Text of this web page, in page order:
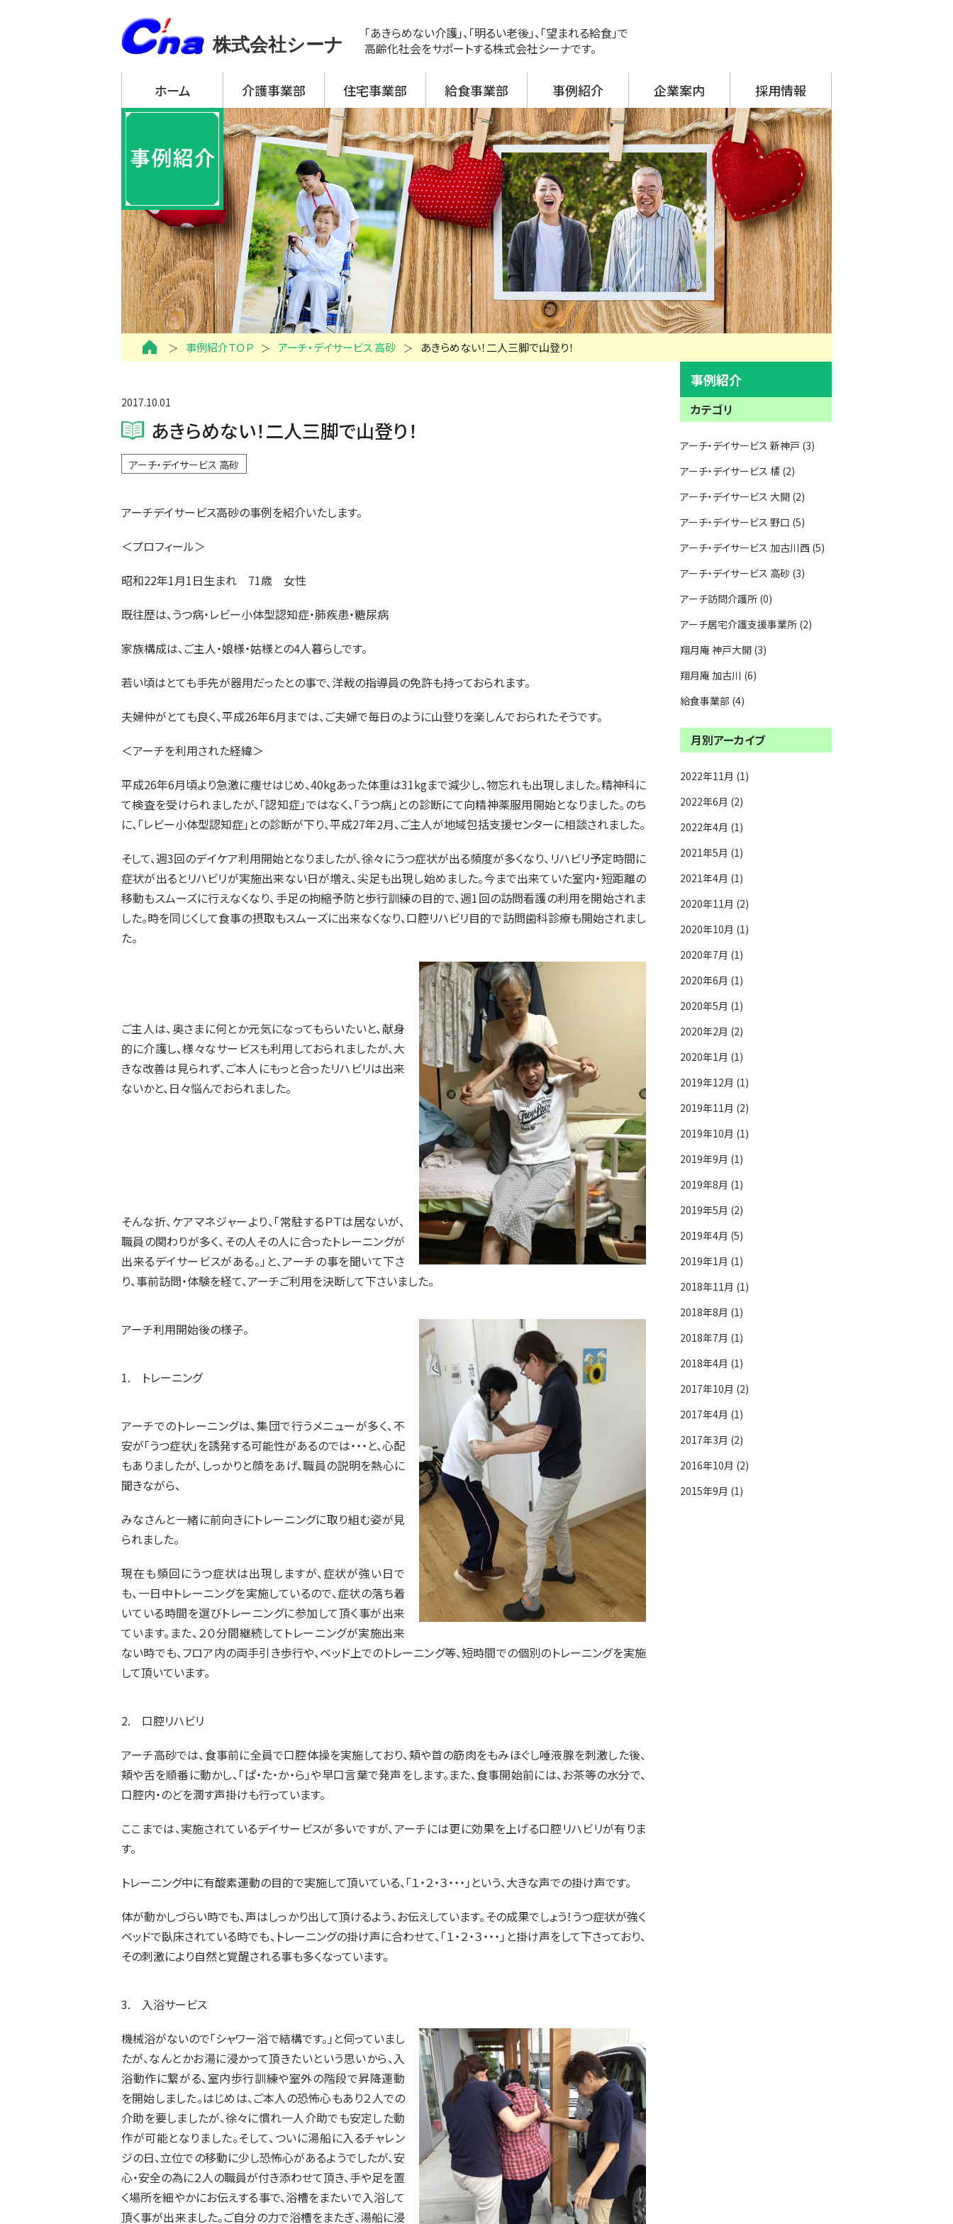
株式会社シーナ
「あきらめない介護」、「明るい老後」、「望まれる給食」で
高齢化社会をサポートする株式会社シーナです。
ホーム 介護事業部
アーチ・デイサービス
・ アーチ・デイサービス 新神戸
・ アーチ・デイサービス 大開
・ アーチ・デイサービス 野口
・ アーチ・デイサービス 加古川西
・ アーチ・デイサービス 高砂
アーチ訪問介護
アーチ居宅介護支援事業所
特定施設入居者生活介護
住宅事業部
翔月庵 神戸大開
翔月庵 加古川
給食事業部
シーナの強み
メニュー紹介
事例紹介 企業案内
代表挨拶
会社概要
アクセス
沿革
SDGsへの取り組み
シーナグループ
・ システムプラネット
・ アーチスタッフサービス
採用情報
採用担当からのメッセージ
先輩の声
募集要項
応募フォーム
事例紹介ＴＯＰ アーチ・デイサービス 高砂 あきらめない！二人三脚で山登り！
事例紹介
カテゴリ
アーチ・デイサービス 新神戸 (3)
アーチ・デイサービス 橘 (2)
アーチ・デイサービス 大開 (2)
アーチ・デイサービス 野口 (5)
アーチ・デイサービス 加古川西 (5)
アーチ・デイサービス 高砂 (3)
アーチ訪問介護所 (0)
アーチ居宅介護支援事業所 (2)
翔月庵 神戸大開 (3)
翔月庵 加古川 (6)
給食事業部 (4)
月別アーカイブ
2022年11月 (1)
2022年6月 (2)
2022年4月 (1)
2021年5月 (1)
2021年4月 (1)
2020年11月 (2)
2020年10月 (1)
2020年7月 (1)
2020年6月 (1)
2020年5月 (1)
2020年2月 (2)
2020年1月 (1)
2019年12月 (1)
2019年11月 (2)
2019年10月 (1)
2019年9月 (1)
2019年8月 (1)
2019年5月 (2)
2019年4月 (5)
2019年1月 (1)
2018年11月 (1)
2018年8月 (1)
2018年7月 (1)
2018年4月 (1)
2017年10月 (2)
2017年4月 (1)
2017年3月 (2)
2016年10月 (2)
2015年9月 (1)
2017.10.01
あきらめない！二人三脚で山登り！
アーチ・デイサービス 高砂
アーチデイサービス高砂の事例を紹介いたします。
＜プロフィール＞
昭和22年1月1日生まれ 71歳 女性
既往歴は、うつ病・レビー小体型認知症・肺疾患・糖尿病
家族構成は、ご主人・娘様・姑様との4人暮らしです。
若い頃はとても手先が器用だったとの事で、洋裁の指導員の免許も持っておられます。
夫婦仲がとても良く、平成26年6月までは、ご夫婦で毎日のように山登りを楽しんでおられたそうです。
＜アーチを利用された経緯＞
平成26年6月頃より急激に痩せはじめ、40kgあった体重は31kgまで減少し、物忘れも出現しました。精神科に
て検査を受けられましたが、「認知症」ではなく、「うつ病」との診断にて向精神薬服用開始となりました。のち
に、「レビー小体型認知症」との診断が下り、平成27年2月、ご主人が地域包括支援センターに相談されました。
そして、週3回のデイケア利用開始となりましたが、徐々にうつ症状が出る頻度が多くなり、リハビリ予定時間に
症状が出るとリハビリが実施出来ない日が増え、尖足も出現し始めました。今まで出来ていた室内・短距離の
移動もスムーズに行えなくなり、手足の拘縮予防と歩行訓練の目的で、週1回の訪問看護の利用を開始されま
した。時を同じくして食事の摂取もスムーズに出来なくなり、口腔リハビリ目的で訪問歯科診療も開始されまし
た。
ご主人は、奥さまに何とか元気になってもらいたいと、献身
的に介護し、様々なサービスも利用しておられましたが、大
きな改善は見られず、ご本人にもっと合ったリハビリは出来
ないかと、日々悩んでおられました。
そんな折、ケアマネジャーより、「常駐するＰＴは居ないが、
職員の関わりが多く、その人その人に合ったトレーニングが
出来るデイサービスがある。」と、アーチの事を聞いて下さ
り、事前訪問・体験を経て、アーチご利用を決断して下さいました。
アーチ利用開始後の様子。
1. トレーニング
アーチでのトレーニングは、集団で行うメニューが多く、不
安が「うつ症状」を誘発する可能性があるのでは・・・と、心配
もありましたが、しっかりと顔をあげ、職員の説明を熱心に
聞きながら、
みなさんと一緒に前向きにトレーニングに取り組む姿が見
られました。
現在も頻回にうつ症状は出現しますが、症状が強い日で
も、一日中トレーニングを実施しているので、症状の落ち着
いている時間を選びトレーニングに参加して頂く事が出来
ています。また、２０分間継続してトレーニングが実施出来
ない時でも、フロア内の両手引き歩行や、ベッド上でのトレーニング等、短時間での個別のトレーニングを実施
して頂いています。
2. 口腔リハビリ
アーチ高砂では、食事前に全員で口腔体操を実施しており、頬や首の筋肉をもみほぐし唾液腺を刺激した後、
頬や舌を順番に動かし、「ぱ・た・か・ら」や早口言葉で発声をします。また、食事開始前には、お茶等の水分で、
口腔内・のどを潤す声掛けも行っています。
ここまでは、実施されているデイサービスが多いですが、アーチには更に効果を上げる口腔リハビリが有りま
す。
トレーニング中に有酸素運動の目的で実施して頂いている、「１・２・３・・・」という、大きな声での掛け声です。
体が動かしづらい時でも、声はしっかり出して頂けるよう、お伝えしています。その成果でしょう！うつ症状が強く
ベッドで臥床されている時でも、トレーニングの掛け声に合わせて、「１・２・３・・・」と掛け声をして下さっており、
その刺激により自然と覚醒される事も多くなっています。
3. 入浴サービス
機械浴がないので「シャワー浴で結構です。」と伺っていまし
たが、なんとかお湯に浸かって頂きたいという思いから、入
浴動作に繋がる、室内歩行訓練や室外の階段で昇降運動
を開始しました。はじめは、ご本人の恐怖心もあり２人での
介助を要しましたが、徐々に慣れ一人介助でも安定した動
作が可能となりました。そして、ついに湯船に入るチャレン
ジの日、立位での移動に少し恐怖心があるようでしたが、安
心・安全の為に２人の職員が付き添わせて頂き、手や足を置
く場所を細やかにお伝えする事で、浴槽をまたいで入浴して
頂く事が出来ました。ご自分の力で浴槽をまたぎ、湯船に浸